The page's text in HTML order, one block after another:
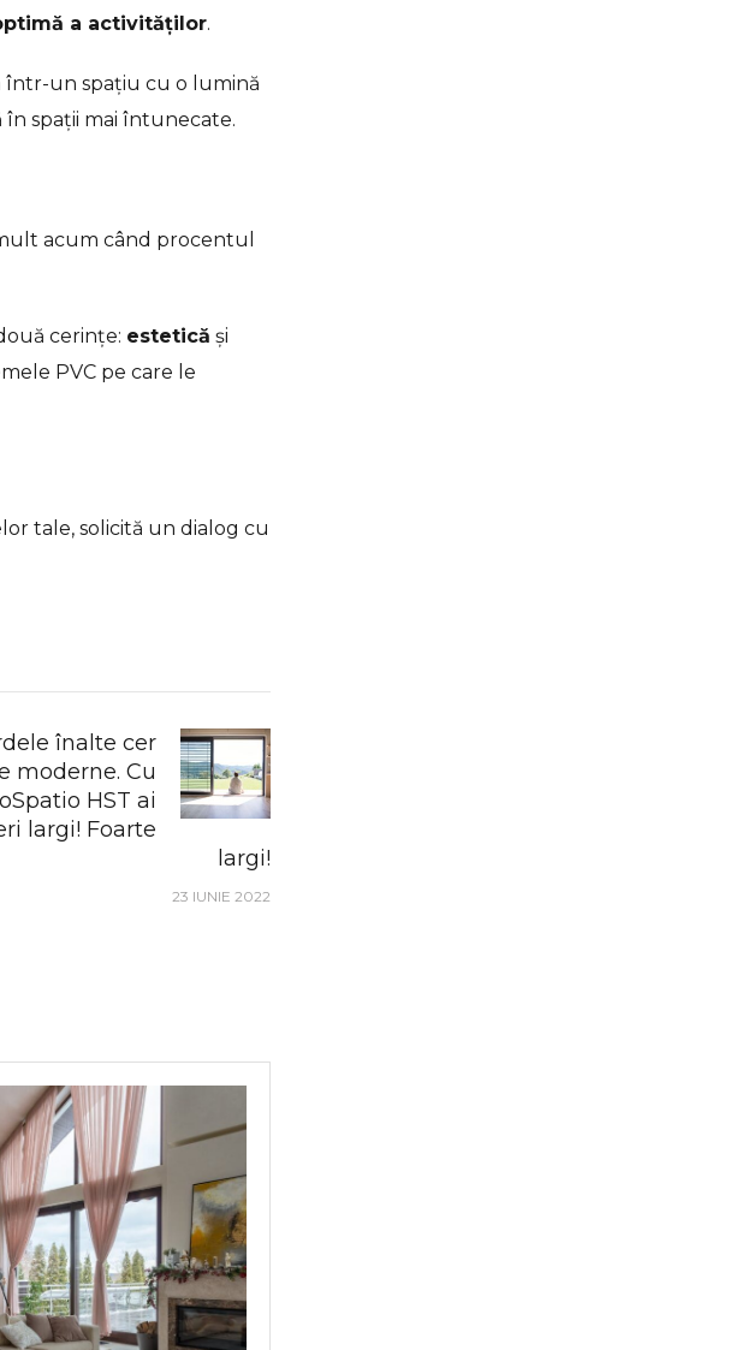
a activităților.
într-un spațiu cu o lumină
spații mai întunecate.
acum când procentul
cerințe: estetică și
PVC pe care le
tale, solicită un dialog cu
înalte cer
moderne. Cu
HST ai
largi! Foarte
largi!
23 IUNIE 2022